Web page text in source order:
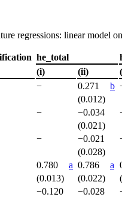
regressions: linear model
he_total
(i)
(ii)
− 0.271 b
(0.012)
− −0.034
(0.021)
− −0.021
(0.028)
0.780 a 0.786 a
(0.013)
(0.022)
−0.120 −0.028